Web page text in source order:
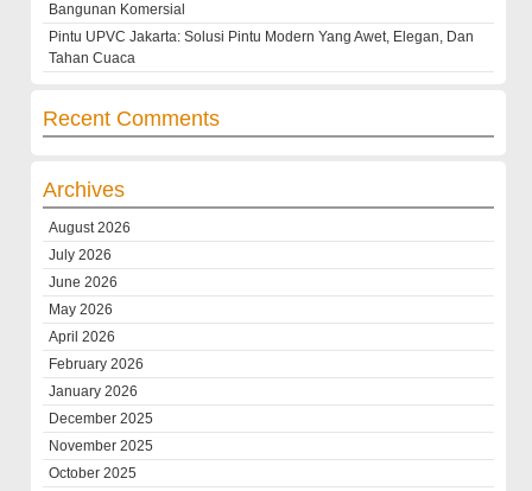
Bangunan Komersial
Pintu UPVC Jakarta: Solusi Pintu Modern Yang Awet, Elegan, Dan
Tahan Cuaca
Recent Comments
Archives
August 2026
July 2026
June 2026
May 2026
April 2026
February 2026
January 2026
December 2025
November 2025
October 2025